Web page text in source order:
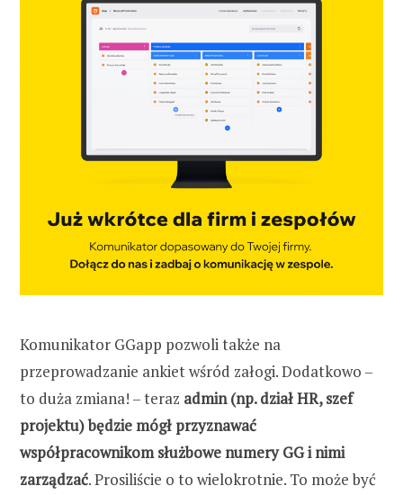
Komunikator GGapp pozwoli także na
przeprowadzanie ankiet wśród załogi. Dodatkowo –
to duża zmiana! – teraz admin (np. dział HR, szef
projektu) będzie mógł przyznawać
współpracownikom służbowe numery GG i nimi
zarządzać. Prosiliście o to wielokrotnie. To może być